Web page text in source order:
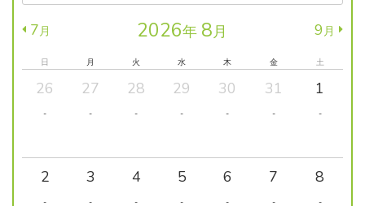
7月 2026年 8月 9月
日 月 火 水 木 金 土
26
-
27
-
28
-
29
-
30
-
31
-
1
-
2
-
3
-
4
-
5
-
6
-
7
-
8
-